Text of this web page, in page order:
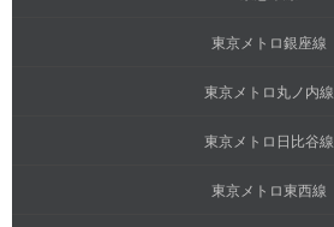
東京メトロ銀座線
東京メトロ丸ノ内線
東京メトロ日比谷線
東京メトロ東西線